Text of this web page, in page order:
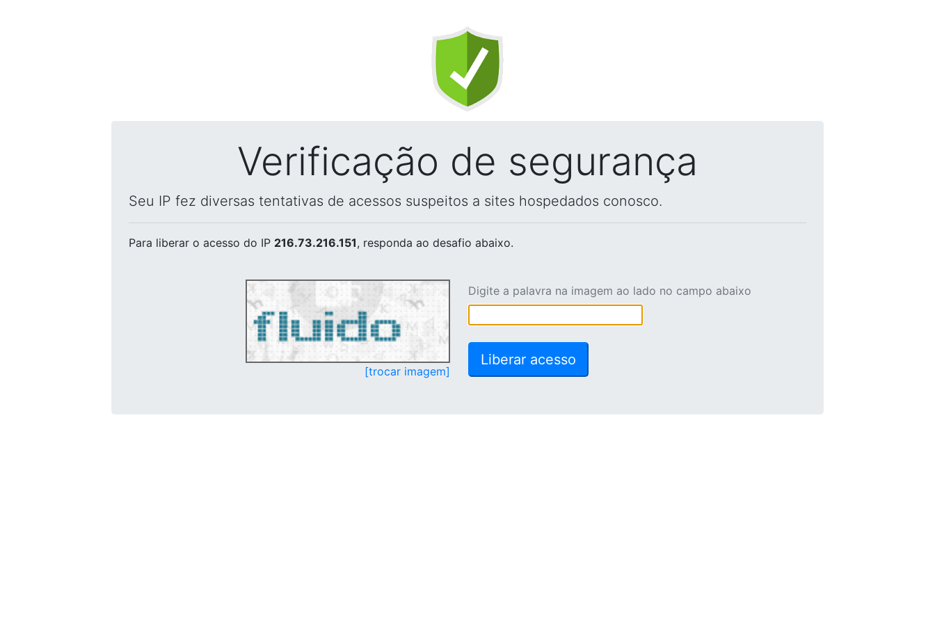
Verificação de segurança
Seu IP fez diversas tentativas de acessos suspeitos a sites hospedados conosco.
Para liberar o acesso do IP 216.73.216.151, responda ao desafio abaixo.
[trocar imagem]
Digite a palavra na imagem ao lado no campo abaixo